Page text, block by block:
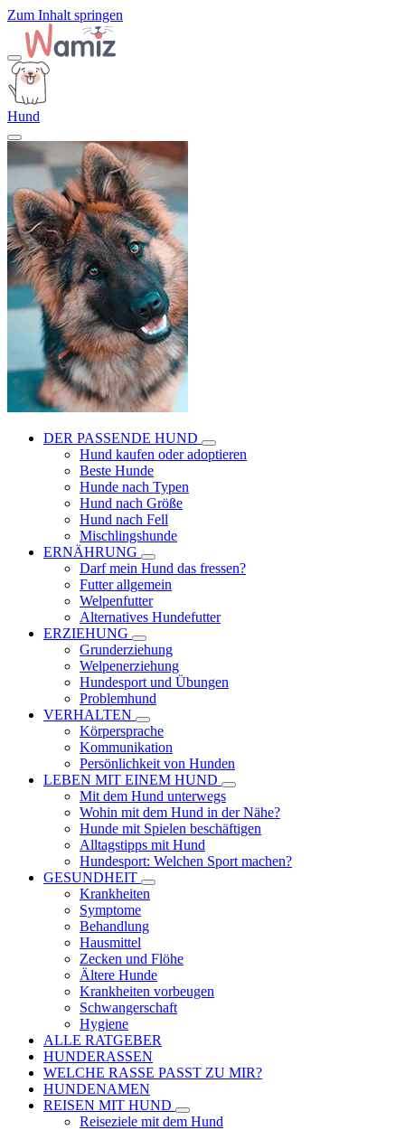
Zum Inhalt springen
Hund
DER PASSENDE HUND
Hund kaufen oder adoptieren
Beste Hunde
Hunde nach Typen
Hund nach Größe
Hund nach Fell
Mischlingshunde
ERNÄHRUNG
Darf mein Hund das fressen?
Futter allgemein
Welpenfutter
Alternatives Hundefutter
ERZIEHUNG
Grunderziehung
Welpenerziehung
Hundesport und Übungen
Problemhund
VERHALTEN
Körpersprache
Kommunikation
Persönlichkeit von Hunden
LEBEN MIT EINEM HUND
Mit dem Hund unterwegs
Wohin mit dem Hund in der Nähe?
Hunde mit Spielen beschäftigen
Alltagstipps mit Hund
Hundesport: Welchen Sport machen?
GESUNDHEIT
Krankheiten
Symptome
Behandlung
Hausmittel
Zecken und Flöhe
Ältere Hunde
Krankheiten vorbeugen
Schwangerschaft
Hygiene
ALLE RATGEBER
HUNDERASSEN
WELCHE RASSE PASST ZU MIR?
HUNDENAMEN
REISEN MIT HUND
Reiseziele mit dem Hund